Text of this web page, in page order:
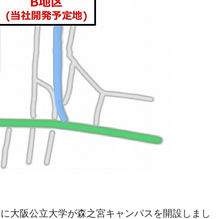
大阪公立大学が森之宮キャンパスを開設しまし